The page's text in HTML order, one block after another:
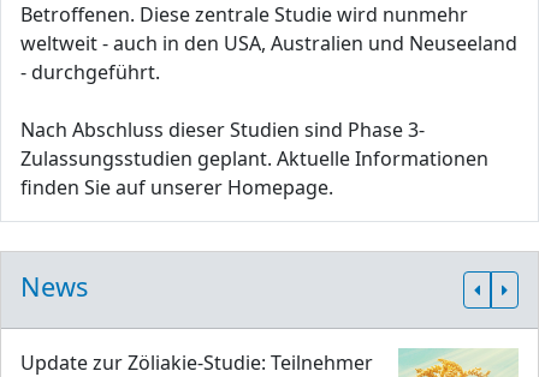
Betroffenen. Diese zentrale Studie wird nunmehr
weltweit - auch in den USA, Australien und Neuseeland
- durchgeführt.
Nach Abschluss dieser Studien sind Phase 3-
Zulassungsstudien geplant. Aktuelle Informationen
finden Sie auf unserer Homepage.
News
Update zur Zöliakie-Studie: Teilnehmer